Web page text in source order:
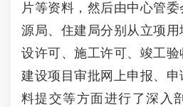
片等资料，然后由中心管
源局、住建局分别从立项
设许可、施工许可、竣工
建设项目审批网上申报、
料提交等方面进行了深入